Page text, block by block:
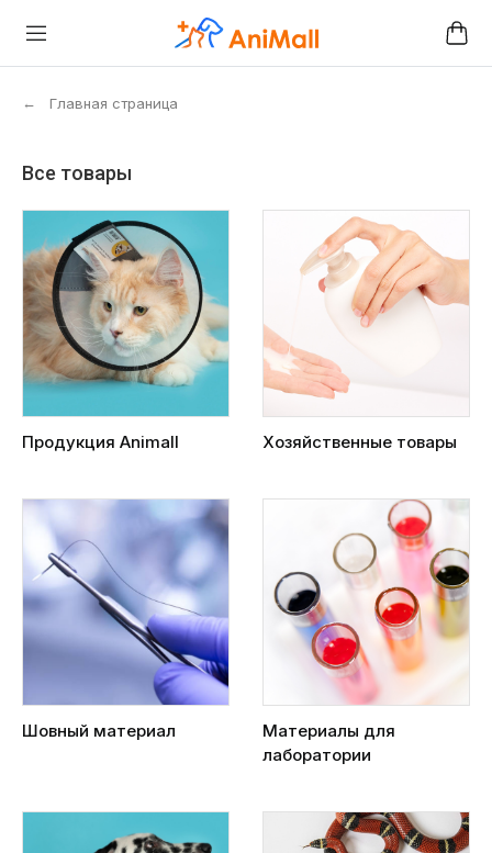
← Главная страница
Все товары
Продукция Animall Хозяйственные товары
Шовный материал
Материалы для
лаборатории